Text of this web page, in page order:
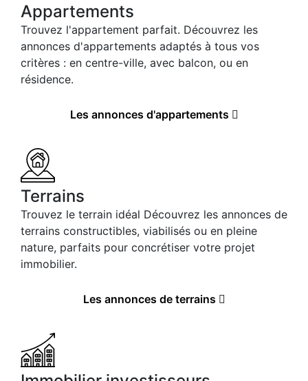
Appartements
Trouvez l'appartement parfait. Découvrez les
annonces d'appartements adaptés à tous vos
critères : en centre-ville, avec balcon, ou en
résidence.
Les annonces d'appartements
Terrains
Trouvez le terrain idéal Découvrez les annonces de
terrains constructibles, viabilisés ou en pleine
nature, parfaits pour concrétiser votre projet
immobilier.
Les annonces de terrains